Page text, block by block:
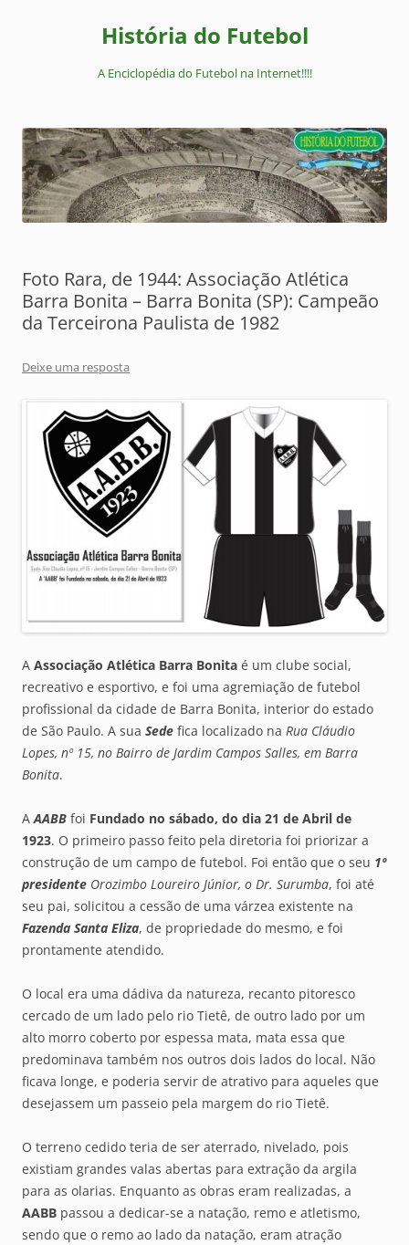
História do Futebol
A Enciclopédia do Futebol na Internet!!!!
Foto Rara, de 1944: Associação Atlética
Barra Bonita – Barra Bonita (SP): Campeão
da Terceirona Paulista de 1982
Deixe uma resposta
A Associação Atlética Barra Bonita é um clube social,
recreativo e esportivo, e foi uma agremiação de futebol
profissional da cidade de Barra Bonita, interior do estado
de São Paulo. A sua Sede fica localizado na Rua Cláudio
Lopes, nº 15, no Bairro de Jardim Campos Salles, em Barra
Bonita.
AAABB foi Fundado no sábado, do dia 21 de Abril de
1923. O primeiro passo feito pela diretoria foi priorizar a
construção de um campo de futebol. Foi então que o seu 1º
presidente Orozimbo Loureiro Júnior, o Dr. Surumba, foi até
seu pai, solicitou a cessão de uma várzea existente na
Fazenda Santa Eliza, de propriedade do mesmo, e foi
prontamente atendido.
O local era uma dádiva da natureza, recanto pitoresco
cercado de um lado pelo rio Tietê, de outro lado por um
alto morro coberto por espessa mata, mata essa que
predominava também nos outros dois lados do local. Não
ficava longe, e poderia servir de atrativo para aqueles que
desejassem um passeio pela margem do rio Tietê.
O terreno cedido teria de ser aterrado, nivelado, pois
existiam grandes valas abertas para extração da argila
para as olarias. Enquanto as obras eram realizadas, a
AABB passou a dedicar-se a natação, remo e atletismo,
sendo que o remo ao lado da natação, eram atração